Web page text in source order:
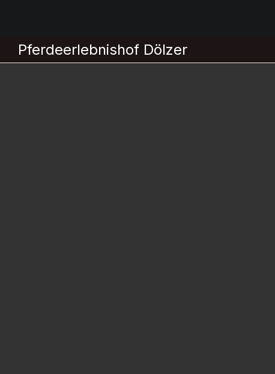
Pferdeerlebnishof Dölzer